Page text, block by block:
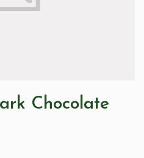
Chocolate